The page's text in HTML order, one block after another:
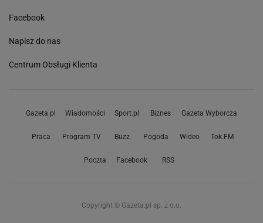
Facebook
Napisz do nas
Centrum Obsługi Klienta
Gazeta.pl Wiadomości Sport.pl Biznes Gazeta Wyborcza
Praca Program TV Buzz Pogoda Wideo Tok.FM
Poczta Facebook RSS
Copyright © Gazeta.pl sp. z o.o.